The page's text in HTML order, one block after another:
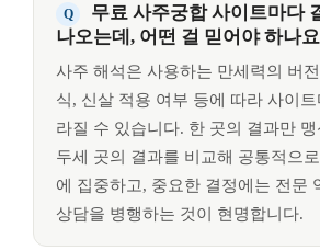
무료 사주궁합 사이트마다
나오는데, 어떤 걸 믿어야 하나
사주 해석은 사용하는 만세력의 버
식, 신살 적용 여부 등에 따라 사이
라질 수 있습니다. 한 곳의 결과만
두세 곳의 결과를 비교해 공통적으
에 집중하고, 중요한 결정에는 전문
상담을 병행하는 것이 현명합니다.